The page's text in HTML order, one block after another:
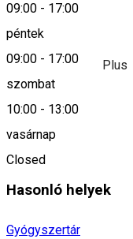
09:00 - 17:00
péntek
09:00 - 17:00
szombat
10:00 - 13:00
vasárnap
Closed
Leírás
Farmacia Kamilla Plus
Település
Hasonló helyek
Gyógyszertár